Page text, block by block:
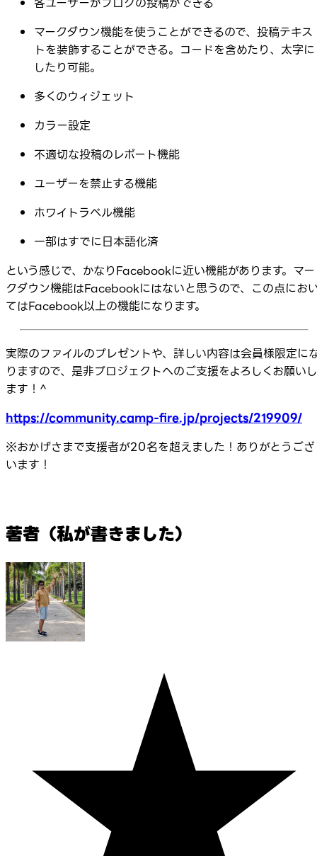
マークダウン機能を使うことができるので、投稿テキス
トを装飾することができる。コードを含めたり、太字に
したり可能。
多くのウィジェット
カラー設定
不適切な投稿のレポート機能
ユーザーを禁止する機能
ホワイトラベル機能
一部はすでに日本語化済
という感じで、かなりFacebookに近い機能があります。マー
クダウン機能はFacebookにはないと思うので、この点にお
てはFacebook以上の機能になります。
実際のファイルのプレゼントや、詳しい内容は会員様限定に
りますので、是非プロジェクトへのご支援をよろしくお願いし
ます！^
https://community.camp-fire.jp/projects/219909/
※おかげさまで支援者が20名を超えました！ありがとうござ
います！
著者（私が書きました）